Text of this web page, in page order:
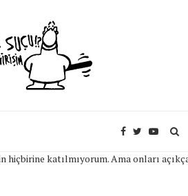
katılmıyorum. Ama onları açıkça